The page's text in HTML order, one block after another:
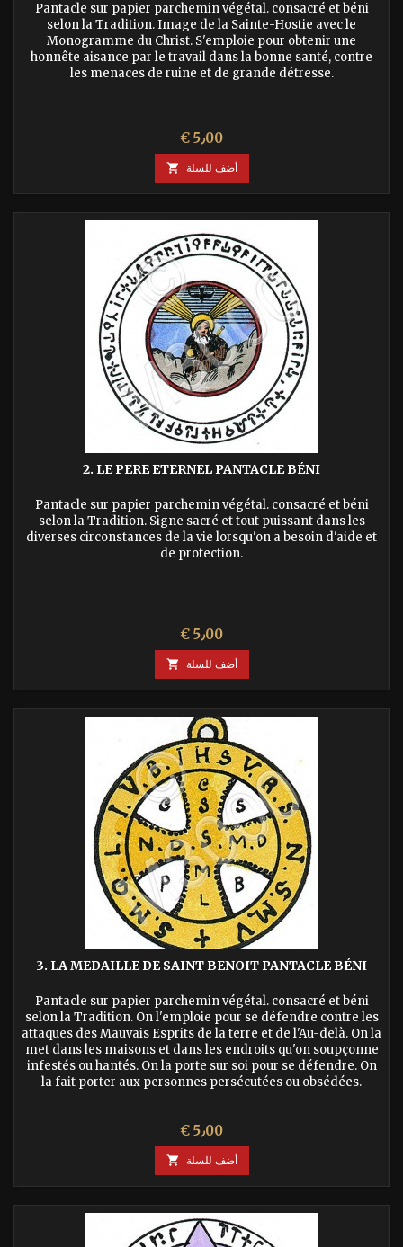
Pantacle sur papier parchemin végétal. consacré et béni
selon la Tradition. Image de la Sainte-Hostie avec le
Monogramme du Christ. S'emploie pour obtenir une
honnête aisance par le travail dans la bonne santé, contre
les menaces de ruine et de grande détresse.
السعر€ 5٫00
 أضف للسلة
2. LE PERE ETERNEL PANTACLE BÉNI
Pantacle sur papier parchemin végétal. consacré et béni
selon la Tradition. Signe sacré et tout puissant dans les
diverses circonstances de la vie lorsqu'on a besoin d'aide et
de protection.
السعر€ 5٫00
 أضف للسلة
3. LA MEDAILLE DE SAINT BENOIT PANTACLE BÉNI
Pantacle sur papier parchemin végétal. consacré et béni
selon la Tradition. On l'emploie pour se défendre contre les
attaques des Mauvais Esprits de la terre et de l'Au-delà. On la
met dans les maisons et dans les endroits qu'on soupçonne
infestés ou hantés. On la porte sur soi pour se défendre. On
la fait porter aux personnes persécutées ou obsédées.
السعر€ 5٫00
 أضف للسلة